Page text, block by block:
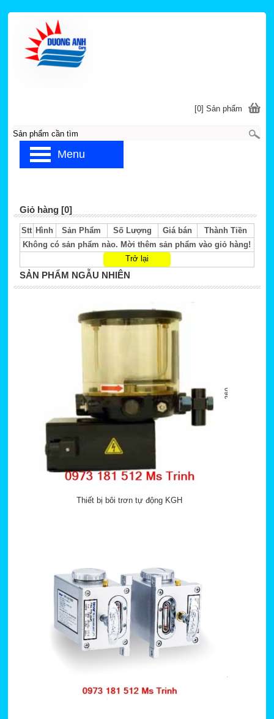
Giỏ hàng [0]
Stt Hình Sản Phẩm Số Lượng Giá bán
Thành Tiền
Không có sản phẩm nào. Mời thêm sản phẩm vào giỏ hàng!
Trở lại
SẢN PHẨM NGẪU NHIÊN
Thiết bị bôi trơn tự động KGH
[0] Sản phẩm
Menu